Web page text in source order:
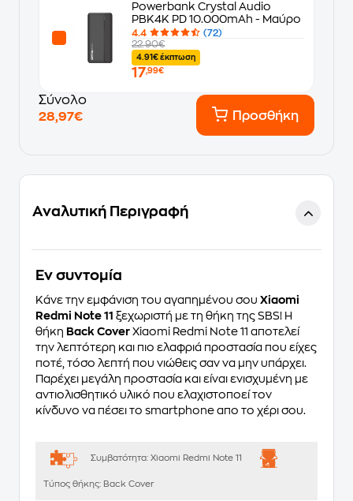
Powerbank Crystal Audio
PBK4K PD 10.000mAh - Μαύρο
4.4
(72)
22.90€
4.91€ έκπτωση
17,99€
Σύνολο
28,97€
Προσθήκη
Αναλυτική Περιγραφή
Eν συντομία
Κάνε την εμφάνιση του αγαπημένου σου Xiaomi
Redmi Note 11 ξεχωριστή με τη θήκη της SBS! Η
θήκη Back Cover Xiaomi Redmi Note 11 αποτελεί
την λεπτότερη και πιο ελαφριά προστασία που είχες
ποτέ, τόσο λεπτή που νιώθεις σαν να μην υπάρχει.
Παρέχει μεγάλη προστασία και είναι ενισχυμένη με
αντιολισθητικό υλικό που ελαχιστοποεί τον
κίνδυνο να πέσει το smartphone απο το χέρι σου.
Συμβατότητα: Xiaomi Redmi Note 11
Τύπος θήκης: Back Cover